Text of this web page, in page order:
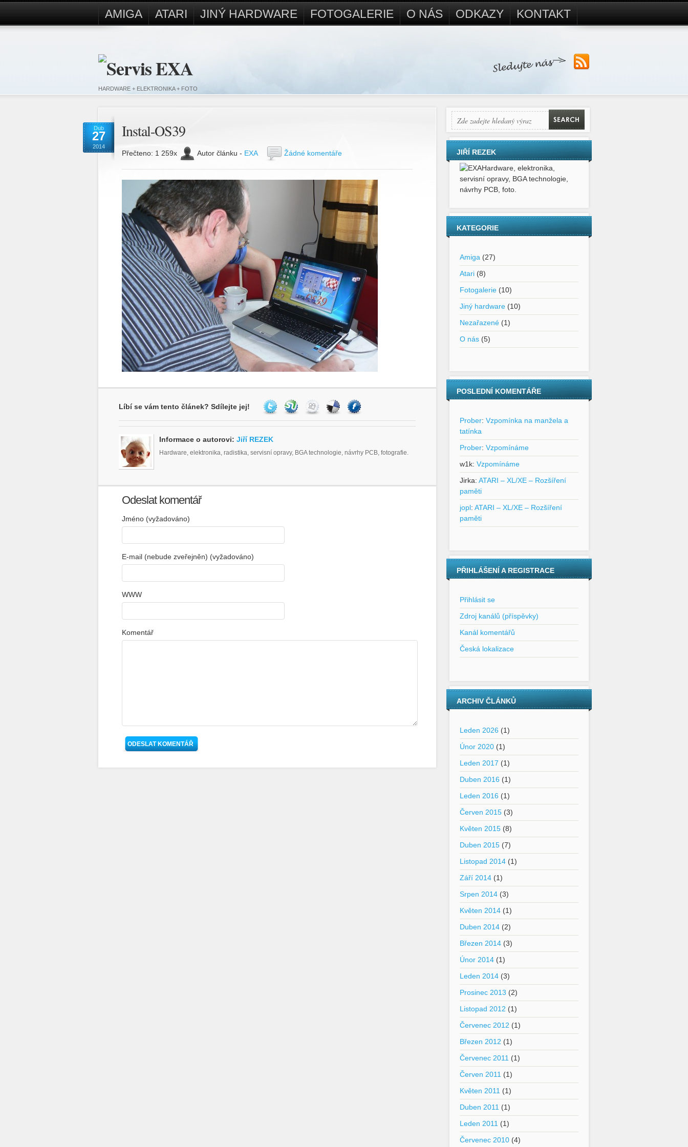
HARDWARE + ELEKTRONIKA + FOTO
AMIGA ATARI JINÝ HARDWARE FOTOGALERIE O NÁS ODKAZY KONTAKT
Dub
27
2014
Instal-OS39
Přečteno: 1 259x Autor článku - EXA Žádné komentáře
Líbí se vám tento článek? Sdílejte jej!
Informace o autorovi: Jiří REZEK
Hardware, elektronika, radistika, servisní opravy, BGA technologie, návrhy PCB, fotografie.
Odeslat komentář
Jméno (vyžadováno)
E-mail (nebude zveřejněn) (vyžadováno)
WWW
Komentář
JIŘÍ REZEK
Hardware, elektronika,
servisní opravy, BGA technologie,
návrhy PCB, foto.
KATEGORIE
Amiga (27)
Atari (8)
Fotogalerie (10)
Jiný hardware (10)
Nezařazené (1)
O nás (5)
POSLEDNÍ KOMENTÁŘE
Prober: Vzpomínka na manžela a
tatínka
Prober: Vzpomínáme
w1k: Vzpomínáme
Jirka: ATARI – XL/XE – Rozšíření
paměti
jopl: ATARI – XL/XE – Rozšíření
paměti
PŘIHLÁŠENÍ A REGISTRACE
Přihlásit se
Zdroj kanálů (příspěvky)
Kanál komentářů
Česká lokalizace
ARCHIV ČLÁNKŮ
Leden 2026 (1)
Únor 2020 (1)
Leden 2017 (1)
Duben 2016 (1)
Leden 2016 (1)
Červen 2015 (3)
Květen 2015 (8)
Duben 2015 (7)
Listopad 2014 (1)
Září 2014 (1)
Srpen 2014 (3)
Květen 2014 (1)
Duben 2014 (2)
Březen 2014 (3)
Únor 2014 (1)
Leden 2014 (3)
Prosinec 2013 (2)
Listopad 2012 (1)
Červenec 2012 (1)
Březen 2012 (1)
Červenec 2011 (1)
Červen 2011 (1)
Květen 2011 (1)
Duben 2011 (1)
Leden 2011 (1)
Červenec 2010 (4)